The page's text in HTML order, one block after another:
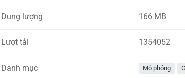
Dung lượng 166 MB
Lượt tải 1354052
Danh mục Mô phỏng